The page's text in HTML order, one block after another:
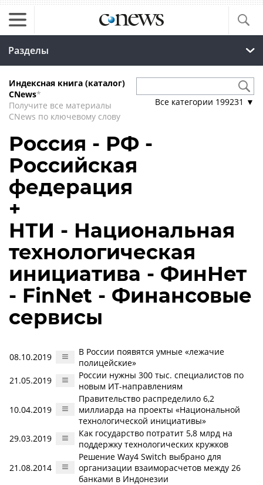
Разделы
Индексная книга (каталог)
CNews*
Получите все материалы
CNews по ключевому слову
Все категории 199231 ▼
Россия - РФ -
Российская
федерация
+
НТИ - Национальная
технологическая
инициатива - ФинНет
- FinNet - Финансовые
сервисы
08.10.2019
В России появятся умные «лежачие
полицейские»
21.05.2019
России нужны 300 тыс. специалистов по
новым ИТ-направлениям
10.04.2019
Правительство распределило 6,2
миллиарда на проекты «Национальной
технологической инициативы»
29.03.2019
Как государство потратит 5,8 млрд на
поддержку технологических кружков
21.08.2014
Решение Way4 Switch выбрано для
организации взаиморасчетов между 26
банками в Индонезии